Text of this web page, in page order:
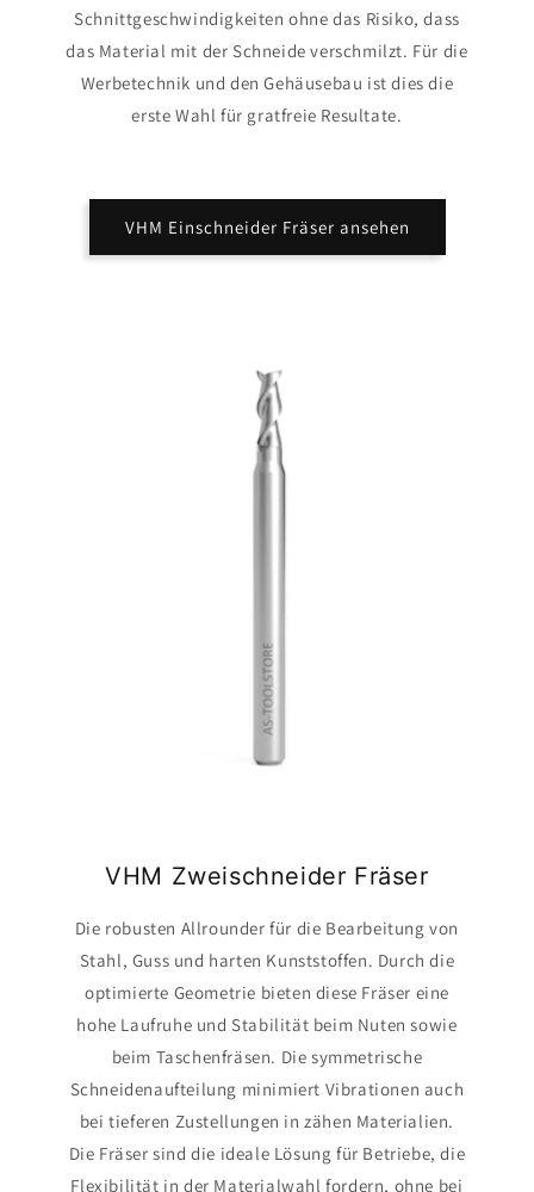
Schnittgeschwindigkeiten ohne das Risiko, dass
das Material mit der Schneide verschmilzt. Für die
Werbetechnik und den Gehäusebau ist dies die
erste Wahl für gratfreie Resultate.
VHM Einschneider Fräser ansehen
VHM Zweischneider Fräser
Die robusten Allrounder für die Bearbeitung von
Stahl, Guss und harten Kunststoffen. Durch die
optimierte Geometrie bieten diese Fräser eine
hohe Laufruhe und Stabilität beim Nuten sowie
beim Taschenfräsen. Die symmetrische
Schneidenaufteilung minimiert Vibrationen auch
bei tieferen Zustellungen in zähen Materialien.
Die Fräser sind die ideale Lösung für Betriebe, die
Flexibilität in der Materialwahl fordern, ohne bei